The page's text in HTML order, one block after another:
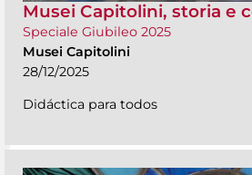
Musei Capitolini, storia e
Speciale Giubileo 2025
Musei Capitolini
28/12/2025
Didáctica para todos